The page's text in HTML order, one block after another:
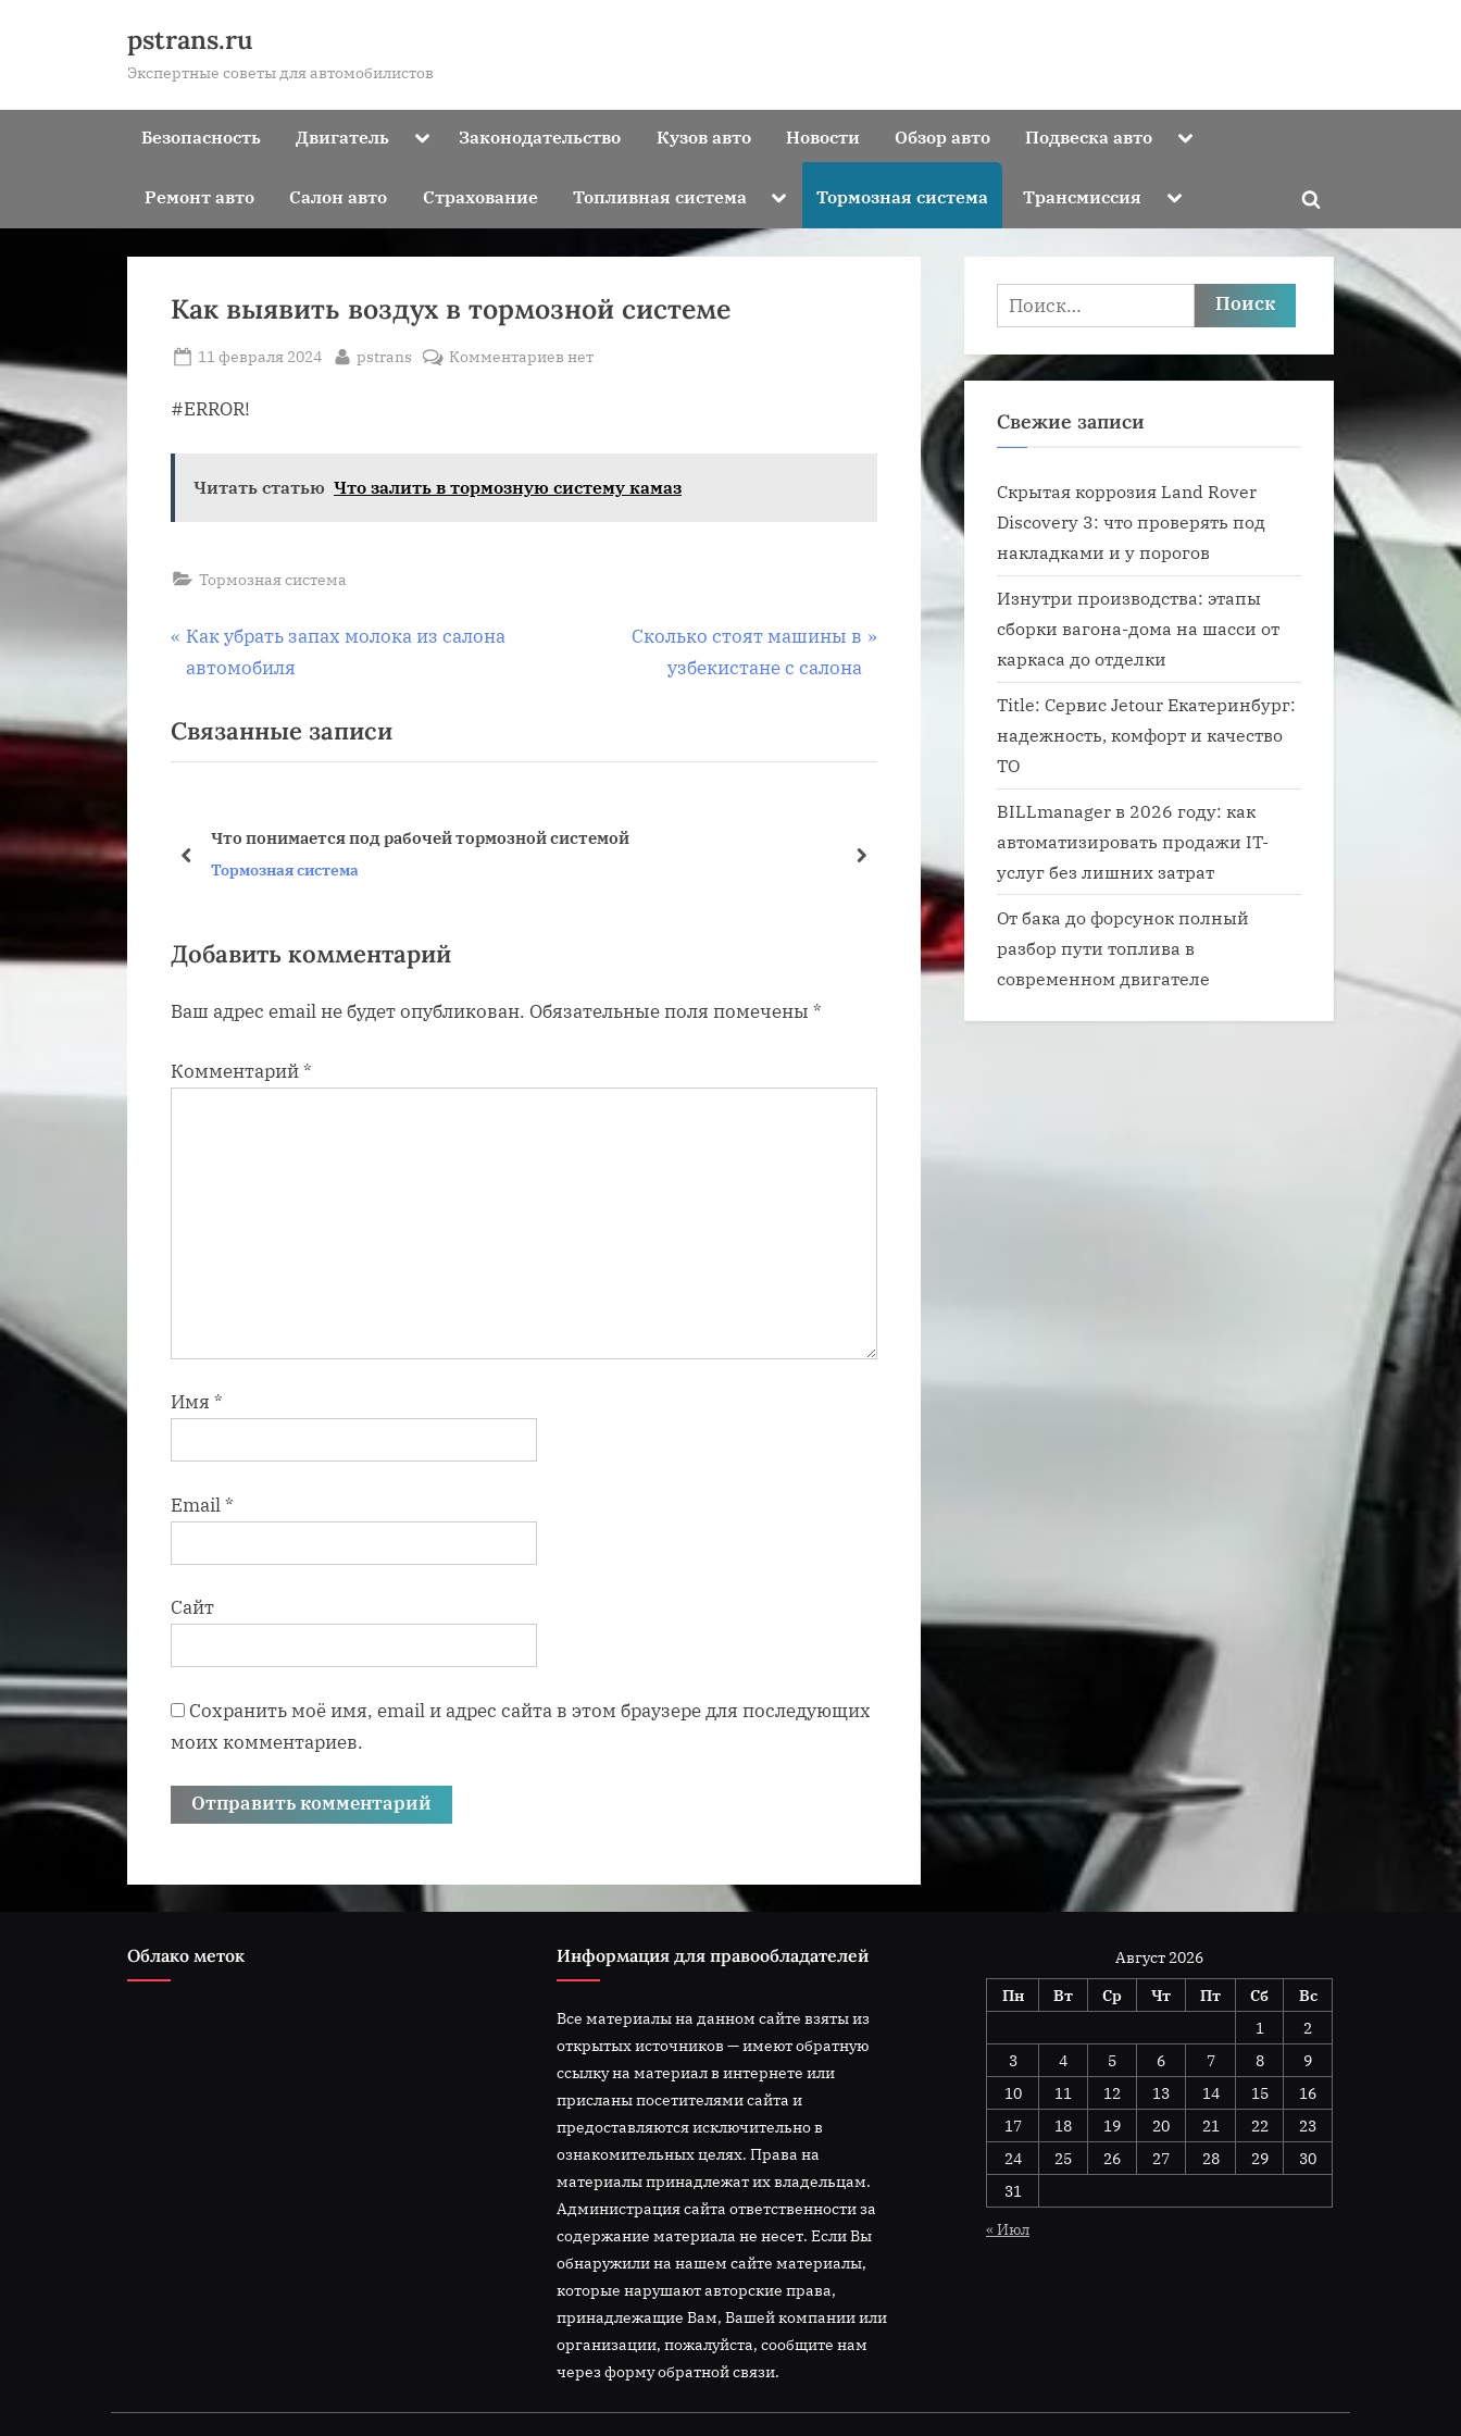
pstrans.ru
Экспертные советы для автомобилистов
Безопасность Двигатель ToggleЗаконодательство Кузов авто Новости Обзор авто Подвеска авто Toggle
Ремонт авто Салон авто Страхование Топливная система Toggle
menu
Тормозная система Трансмиссия Toggle
menu
Toggle
search
Как выявить воздух в тормозной системе
Posted
11 февраля 2024 By
pstrans Комментариев к
в
нет
#ERROR!
Читать статью Что залить в тормозную систему камаз
Тормозная система
Навигация
записям
П
р
д
ы
щ
з
п
с
Как убрать запах молока из салона
автомобиля
С
у
и
Сколько стоят машины в
узбекистане с салона
Связанные записи
Что понимается под рабочей тормозной системой
Тормозная система
Как слить тормозную жидкость из системы сцепления
Тормозная система
пред далее
Добавить комментарий
Ваш адрес email не будет опубликован. Обязательные поля помечены *
Комментарий*
Имя *
Email*
Сайт
Сохранить моё имя, email и адрес сайта в этом браузере для последующих
моих комментариев.
Найти:
Свежие записи
Скрытая коррозия Land Rover
Discovery 3: что проверять под
накладками и у порогов
Изнутри производства: этапы
сборки вагона-дома на шасси от
каркаса до отделки
Title: Сервис Jetour Екатеринбург:
надежность, комфорт и качество
ТО
BILLmanager в 2026 году: как
автоматизировать продажи IT-
услуг без лишних затрат
От бака до форсунок полный
разбор пути топлива в
современном двигателе
Облако меток Информация для правообладателей
Все материалы на данном сайте взяты из
открытых источников — имеют обратную
ссылку на материал в интернете или
присланы посетителями сайта и
предоставляются исключительно в
ознакомительных целях. Права на
материалы принадлежат их владельцам.
Администрация сайта ответственности за
содержание материала не несет. Если Вы
обнаружили на нашем сайте материалы,
которые нарушают авторские права,
принадлежащие Вам, Вашей компании или
организации, пожалуйста, сообщите нам
через форму обратной связи.
Август 2026
Пн
Вт Ср Чт Пт Сб
Вс
1
2
3
4 5 6 7 8
9
10
11 12 13 14 15
16
17
18 19 20 21 22
23
24
25 26 27 28 29
30
31
« Июл